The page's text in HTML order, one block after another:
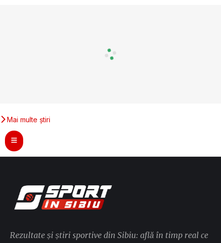
Mai multe știri
Rezultate și știri sportive din Sibiu: află în timp real ce